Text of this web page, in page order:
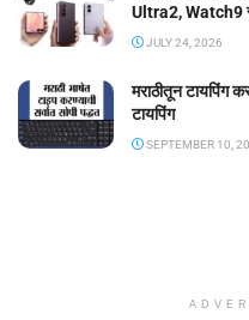
Ultra2, Watch9
JULY 24, 2026
मराठीतून टायपिंग
टायपिंग
SEPTEMBER 10,